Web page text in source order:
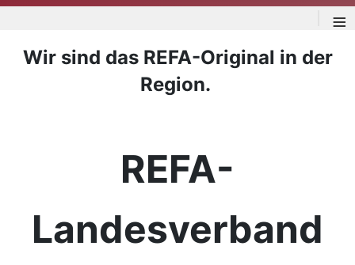
≡
Wir sind das REFA-Original in der
Region.
REFA-
Landesverband